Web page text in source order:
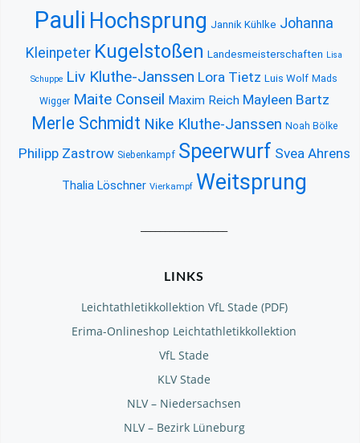
Pauli Hochsprung Jannik Kühlke Johanna
Kleinpeter Kugelstoßen Landesmeisterschaften Lisa
Schuppe Liv Kluthe-Janssen Lora Tietz Luis Wolf Mads
Wigger Maite Conseil Maxim Reich Mayleen Bartz
Merle Schmidt Nike Kluthe-Janssen Noah Bölke
Philipp Zastrow Siebenkampf Speerwurf Svea Ahrens
Thalia Löschner Vierkampf Weitsprung
LINKS
Leichtathletikkollektion VfL Stade (PDF)
Erima-Onlineshop Leichtathletikkollektion
VfL Stade
KLV Stade
NLV – Niedersachsen
NLV – Bezirk Lüneburg